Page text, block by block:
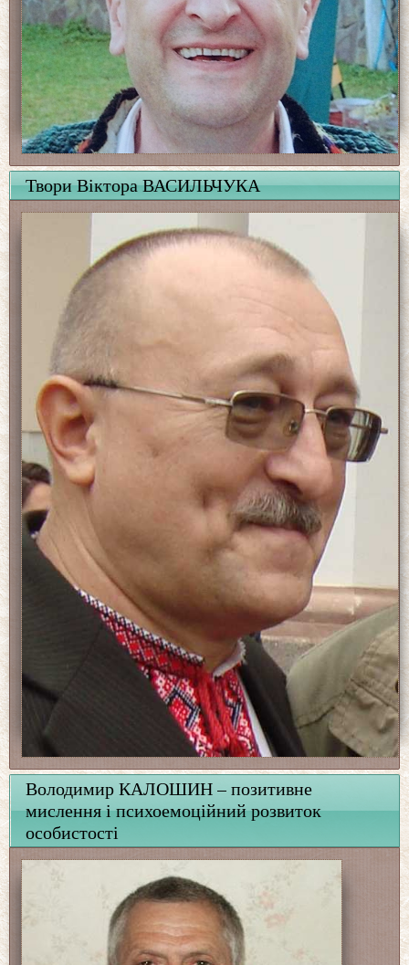
Твори Віктора ВАСИЛЬЧУКА
Володимир КАЛОШИН – позитивне
мислення і психоемоційний розвиток
особистості